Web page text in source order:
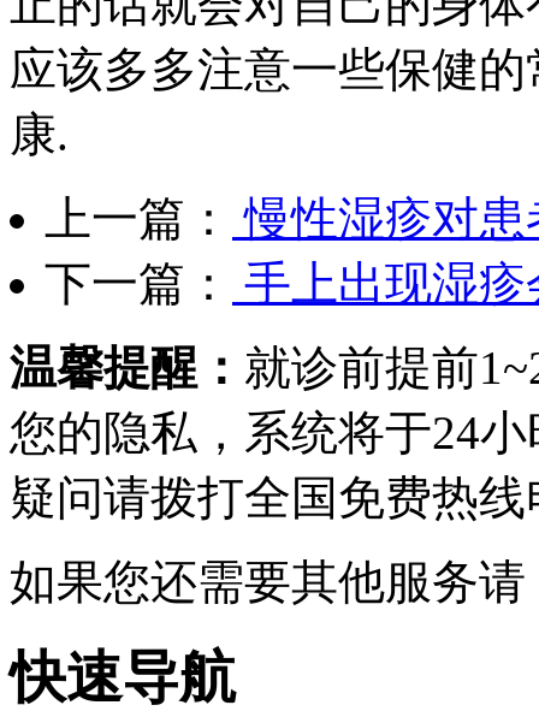
应该多多注意一些保健
康.
上一篇：
慢性湿疹对
下一篇：
手上出现湿
温馨提醒： 就诊前提前
您的隐私，系统将于24
疑问请拨打全国免费热线
如果您还需要其他服务
快速导航